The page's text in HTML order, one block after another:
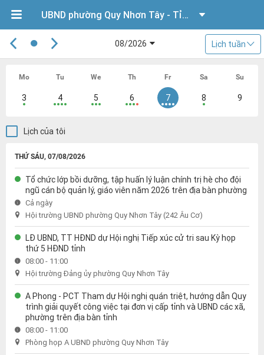
UBND phường Quy Nhơn Tây - Tỉnh Gia Lai
Lịch tuần
08/2026
Mo Tu We Th Fr Sa Su
3 4 5 6 7 8 9
Lịch của tôi
THỨ SÁU, 07/08/2026
Tổ chức lớp bồi dưỡng, tập huấn lý luận chính trị hè cho đội
ngũ cán bộ quản lý, giáo viên năm 2026 trên địa bàn phường
Cả ngày
Hội trường UBND phường Quy Nhơn Tây (242 Âu Cơ)
LĐ UBND, TT HĐND dự Hội nghị Tiếp xúc cử tri sau Kỳ họp
thứ 5 HĐND tỉnh
08:00 - 11:00
Hội trường Đảng ủy phường Quy Nhơn Tây
A Phong - PCT Tham dự Hội nghị quán triệt, hướng dẫn Quy
trình giải quyết công việc tại đơn vị cấp tỉnh và UBND các xã,
phường trên địa bàn tỉnh
08:00 - 11:00
Phòng họp A UBND phường Quy Nhơn Tây